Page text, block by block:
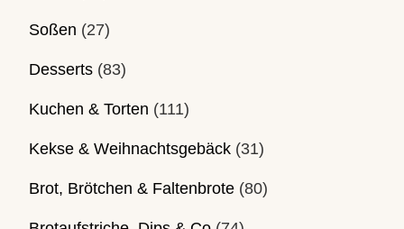
Soßen (27)
Desserts (83)
Kuchen & Torten (111)
Kekse & Weihnachtsgebäck (31)
Brot, Brötchen & Faltenbrote (80)